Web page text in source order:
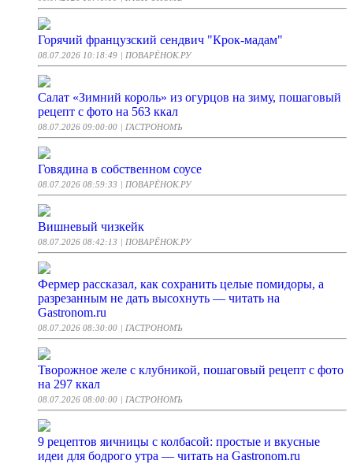
Горячий французский сендвич "Крок-мадам"
08.07.2026 10:18:49 | ПОВАРЁНОК.РУ
Салат «Зимний король» из огурцов на зиму, пошаговый
рецепт с фото на 563 ккал
08.07.2026 09:00:00 | ГАСТРОНОМЪ
Говядина в собственном соусе
08.07.2026 08:59:33 | ПОВАРЁНОК.РУ
Вишневый чизкейк
08.07.2026 08:42:13 | ПОВАРЁНОК.РУ
Фермер рассказал, как сохранить целые помидоры, а
разрезанным не дать высохнуть — читать на
Gastronom.ru
08.07.2026 08:30:00 | ГАСТРОНОМЪ
Творожное желе с клубникой, пошаговый рецепт с фото
на 297 ккал
08.07.2026 08:00:00 | ГАСТРОНОМЪ
9 рецептов яичницы с колбасой: простые и вкусные
идеи для бодрого утра — читать на Gastronom.ru